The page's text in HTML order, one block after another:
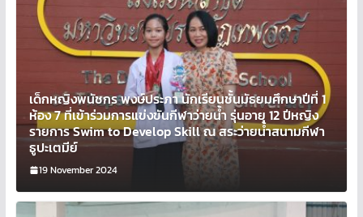
เด็กหญิงพนัชกร พงษ์ประภา นักเรียนชั้นมัธยมศึกษาปีที่ 1
ห้อง 7 ที่เข้าร่วมการแข่งขันกีฬาว่ายน้ำ รุ่นอายุ 12 ปีหญิง
รายการ Swim to Develop Skill ณ สระว่ายน้ำสนามกีฬา
ธูปะเตมีย์
19 November 2024